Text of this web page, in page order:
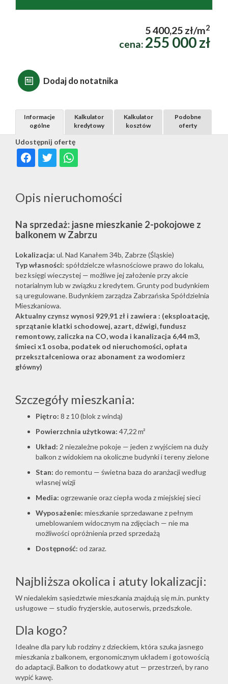
5 400,25 zł/m2
cena: 255 000 zł
Dodaj do notatnika
Udostępnij ofertę
Informacje
ogólne
Kalkulator
kredytowy
Kalkulator
kosztów
Podobne
oferty
Opis nieruchomości
Na sprzedaż: jasne mieszkanie 2-pokojowe z
balkonem w Zabrzu
Lokalizacja: ul. Nad Kanałem 34b, Zabrze (Śląskie)
Typ własności: spółdzielcze własnościowe prawo do lokalu,
bez księgi wieczystej — możliwe jej założenie przy akcie
notarialnym lub w związku z kredytem. Grunty pod budynkiem
są uregulowane. Budynkiem zarządza Zabrzańska Spółdzielnia
Mieszkaniowa.
Aktualny czynsz wynosi 929,91 zł i zawiera : (eksploatację,
sprzątanie klatki schodowej, azart, dźwigi, fundusz
remontowy, zaliczka na CO, woda i kanalizacja 6,44 m3,
śmieci x1 osoba, podatek od nieruchomości, opłata
przekształceniowa oraz abonament za wodomierz
główny)
Szczegóły mieszkania:
Piętro: 8 z 10 (blok z windą)
Powierzchnia użytkowa: 47,22 m²
Układ: 2 niezależne pokoje — jeden z wyjściem na duży
balkon z widokiem na okoliczne budynki i tereny zielone
Stan: do remontu — świetna baza do aranżacji według
własnej wizji
Media: ogrzewanie oraz ciepła woda z miejskiej sieci
Wyposażenie: mieszkanie sprzedawane z pełnym
umeblowaniem widocznym na zdjęciach — nie ma
możliwości opróżnienia przed sprzedażą
Dostępność: od zaraz.
Najbliższa okolica i atuty lokalizacji:
W niedalekim sąsiedztwie mieszkania znajdują się m.in. punkty
usługowe — studio fryzjerskie, autoserwis, przedszkole.
Dla kogo?
Idealne dla pary lub rodziny z dzieckiem, która szuka jasnego
mieszkania z balkonem, ergonomicznym układem i gotowością
do adaptacji. Balkon to dodatkowy atut — przestrzeń, by rano
wypić kawę.